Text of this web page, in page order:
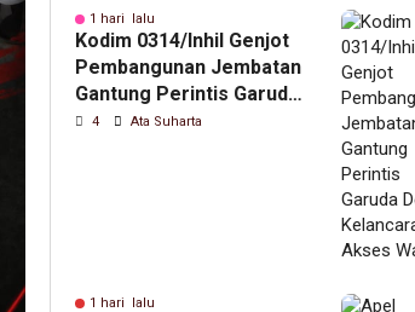
1 hari lalu
Kodim 0314/Inhil Genjot
Pembangunan Jembatan
Gantung Perintis Garuda
Demi Kelancaran Akses
4 Ata Suharta
1 hari lalu